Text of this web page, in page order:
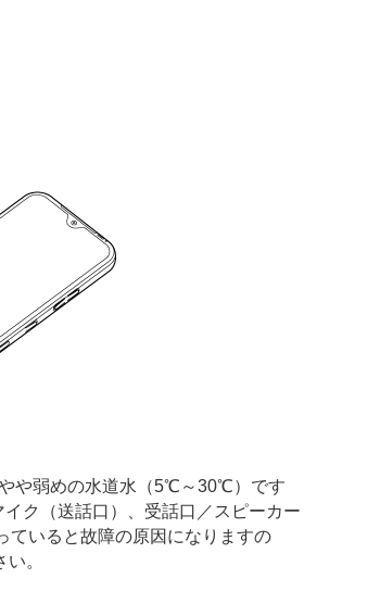
や弱めの水道水（5℃～30℃）です
ク（送話口）、受話口／スピーカー
ていると故障の原因になりますの
。